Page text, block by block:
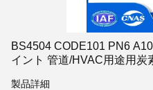
BS4504 CODE101 PN6
イント 管道/HVAC用途用炭
製品詳細